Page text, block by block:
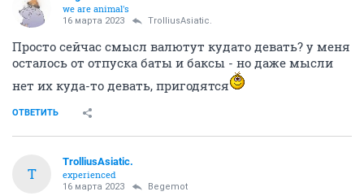
we are animal's
16 марта 2023 TrolliusAsiatic.
Просто сейчас смысл валютут кудато девать? у меня
осталось от отпуска баты и баксы - но даже мысли
нет их куда-то девать, пригодятся
ОТВЕТИТЬ
T
TrolliusAsiatic.
experienced
16 марта 2023 Begemot